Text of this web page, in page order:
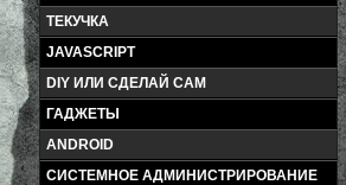
ТЕКУЧКА
JAVASCRIPT
DIY ИЛИ СДЕЛАЙ САМ
ГАДЖЕТЫ
ANDROID
СИСТЕМНОЕ АДМИНИСТРИРОВАНИЕ